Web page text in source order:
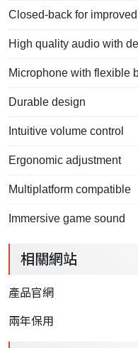
Closed-back for
High quality audio with
Microphone with flexible
Durable design
Intuitive volume control
Ergonomic adjustment
Multiplatform compatible
Immersive game sound
相關網站
產品官網
兩年保用